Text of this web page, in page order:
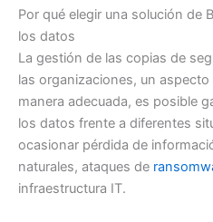
Por qué elegir una solución de
los datos
La gestión de las copias de
las organizaciones, un
manera adecuada, es posible
los datos frente a diferentes
ocasionar pérdida de
naturales, ataques de
infraestructura IT.